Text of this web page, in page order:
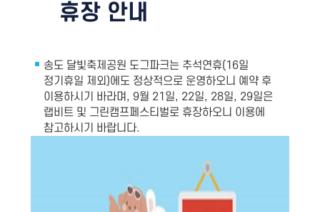
휴장 안내
송도 달빛축제공원 도그파크는 추석연휴(16일
정기휴일 제외)에도 정상적으로 운영하오니 예약 후
이용하시기 바라며, 9월 21일, 22일, 28일, 29일은
랩비트 및 그린캠프페스티벌로 휴장하오니 이용에
참고하시기 바랍니다.